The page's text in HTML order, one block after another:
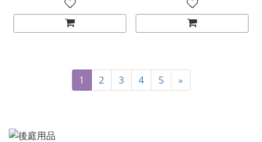
1 2 3 4 5 »